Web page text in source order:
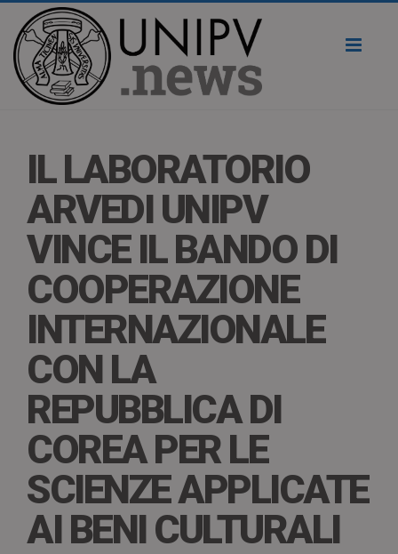
IL LABORATORIO
ARVEDI UNIPV
VINCE IL BANDO DI
COOPERAZIONE
INTERNAZIONALE
CON LA
REPUBBLICA DI
COREA PER LE
SCIENZE APPLICATE
AI BENI CULTURALI